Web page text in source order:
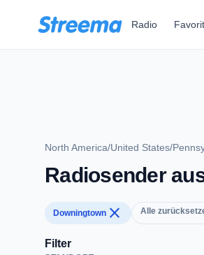
Radio
North America/United States/
Radiosender
Downingtown close Alle
Filter